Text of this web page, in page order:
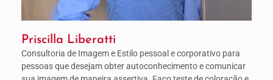
Priscilla Liberatti
Consultoria de Imagem e Estilo pessoal e corporativo para
pessoas que desejam obter autoconhecimento e comunicar